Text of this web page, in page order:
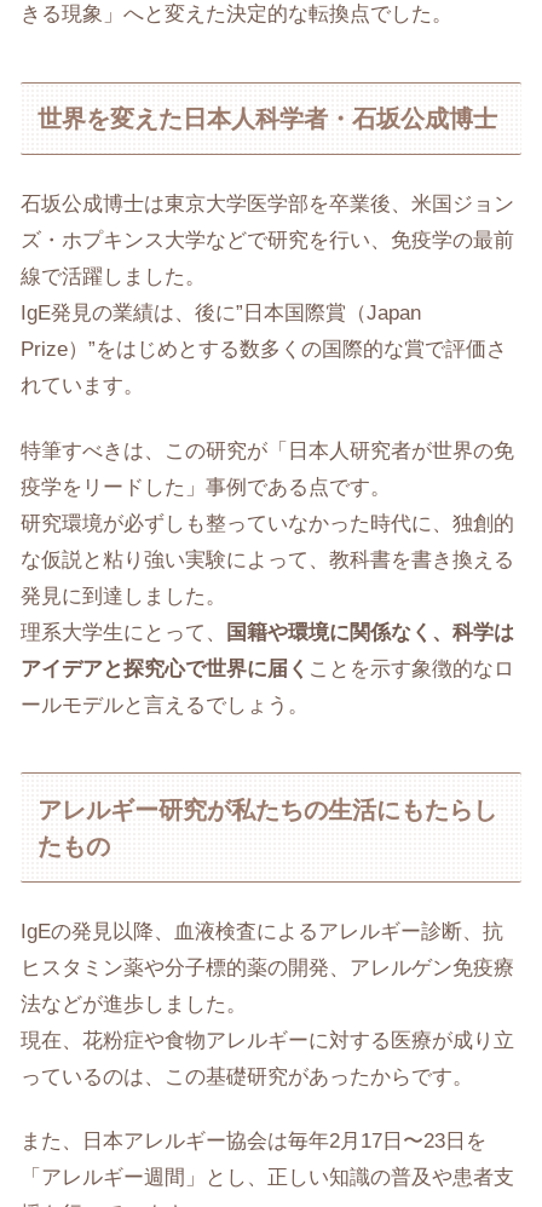
きる現象」へと変えた決定的な転換点でした。
世界を変えた日本人科学者・石坂公成博士
石坂公成博士は東京大学医学部を卒業後、米国ジョン
ズ・ホプキンス大学などで研究を行い、免疫学の最前
線で活躍しました。
IgE発見の業績は、後に”日本国際賞（Japan
Prize）”をはじめとする数多くの国際的な賞で評価さ
れています。
特筆すべきは、この研究が「日本人研究者が世界の免
疫学をリードした」事例である点です。
研究環境が必ずしも整っていなかった時代に、独創的
な仮説と粘り強い実験によって、教科書を書き換える
発見に到達しました。
理系大学生にとって、
国籍や環境に関係なく、科学は
アイデアと探究心で世界に届く ことを示す象徴的なロ
ールモデルと言えるでしょう。
アレルギー研究が私たちの生活にもたらし
たもの
IgEの発見以降、血液検査によるアレルギー診断、抗
ヒスタミン薬や分子標的薬の開発、アレルゲン免疫療
法などが進歩しました。
現在、花粉症や食物アレルギーに対する医療が成り立
っているのは、この基礎研究があったからです。
また、日本アレルギー協会は毎年2月17日〜23日を
「アレルギー週間」とし、正しい知識の普及や患者支